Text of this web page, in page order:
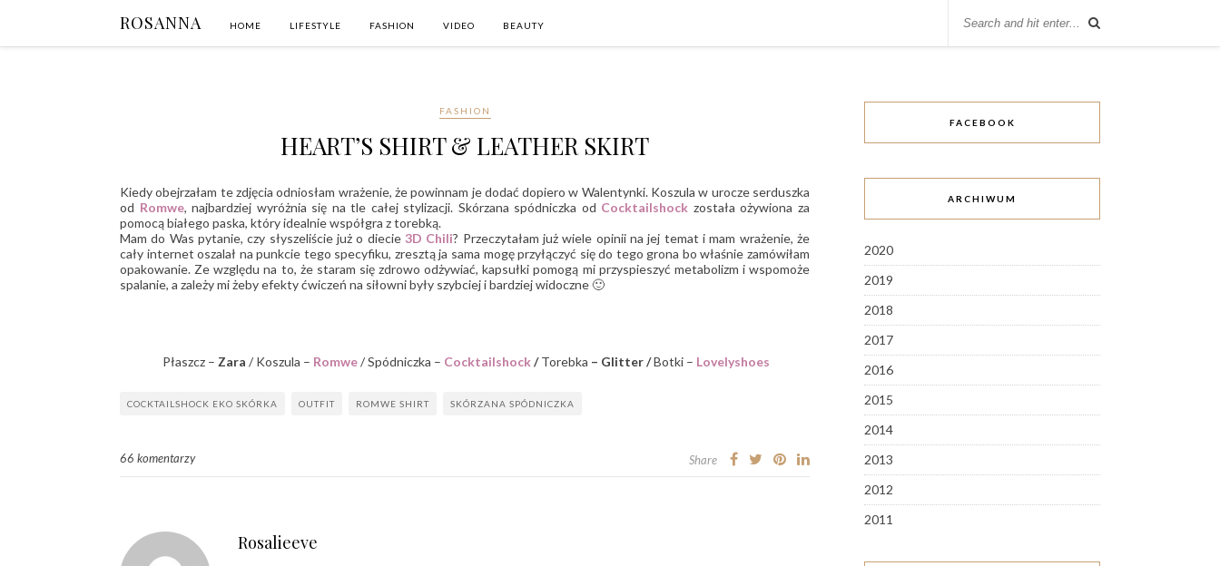
ROSANNA HOME LIFESTYLE FASHION VIDEO BEAUTY
FASHION
HEART’S SHIRT & LEATHER SKIRT
Kiedy obejrzałam te zdjęcia odniosłam wrażenie, że powinnam je dodać dopiero w Walentynki. Koszula w urocze serduszka
od Romwe, najbardziej wyróżnia się na tle całej stylizacji. Skórzana spódniczka od Cocktailshock została ożywiona za
pomocą białego paska, który idealnie współgra z torebką.
Mam do Was pytanie, czy słyszeliście już o diecie 3D Chili? Przeczytałam już wiele opinii na jej temat i mam wrażenie, że
cały internet oszalał na punkcie tego specyfiku, zresztą ja sama mogę przyłączyć się do tego grona bo właśnie zamówiłam
opakowanie. Ze względu na to, że staram się zdrowo odżywiać, kapsułki pomogą mi przyspieszyć metabolizm i wspomoże
spalanie, a zależy mi żeby efekty ćwiczeń na siłowni były szybciej i bardziej widoczne 🙂
Płaszcz – Zara / Koszula – Romwe/ Spódniczka – Cocktailshock/Torebka – Glitter /Botki – Lovelyshoes
COCKTAILSHOCK EKO SKÓRKA OUTFIT ROMWE SHIRT SKÓRZANA SPÓDNICZKA
66 komentarzy Share
Rosalieeve
FACEBOOK
ARCHIWUM
2020
2019
2018
2017
2016
2015
2014
2013
2012
2011